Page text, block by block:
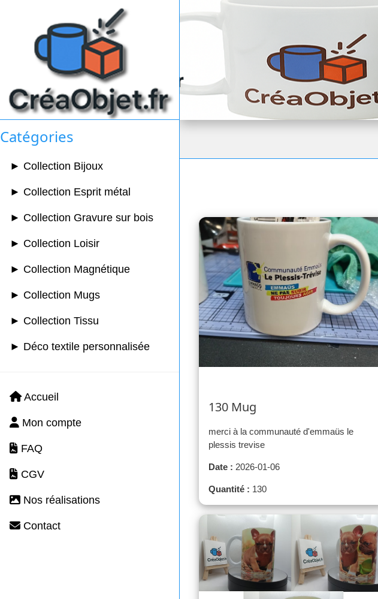
Catégories
► Collection Bijoux
► Collection Esprit métal
► Collection Gravure sur bois
► Collection Loisir
► Collection Magnétique
► Collection Mugs
► Collection Tissu
► Déco textile personnalisée
Accueil
Mon compte
FAQ
CGV
Nos réalisations
Contact
130 Mug
merci à la communauté d'emmaüs le
plessis trevise
Date : 2026-01-06
Quantité : 130